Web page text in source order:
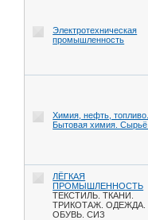
Электротехническая
промышленность
Химия, нефть, топливо.
Бытовая химия. Сырьё.
ЛЁГКАЯ
ПРОМЫШЛЕННОСТЬ
ТЕКСТИЛЬ. ТКАНИ.
ТРИКОТАЖ. ОДЕЖДА.
ОБУВЬ. СИЗ